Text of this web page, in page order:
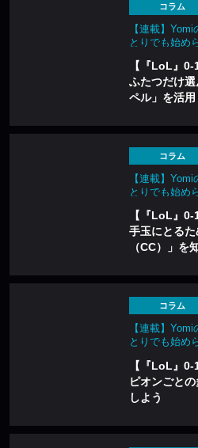
コラム
【連載】
とりでも始め
【『LoL』
ふたつだけ
ペル」を活用
コラム
【連載】
とりでも始め
【『LoL』
手玉にとる
（CC）」を
コラム
【連載】
とりでも始め
【『LoL』
ピオンごと
しよう